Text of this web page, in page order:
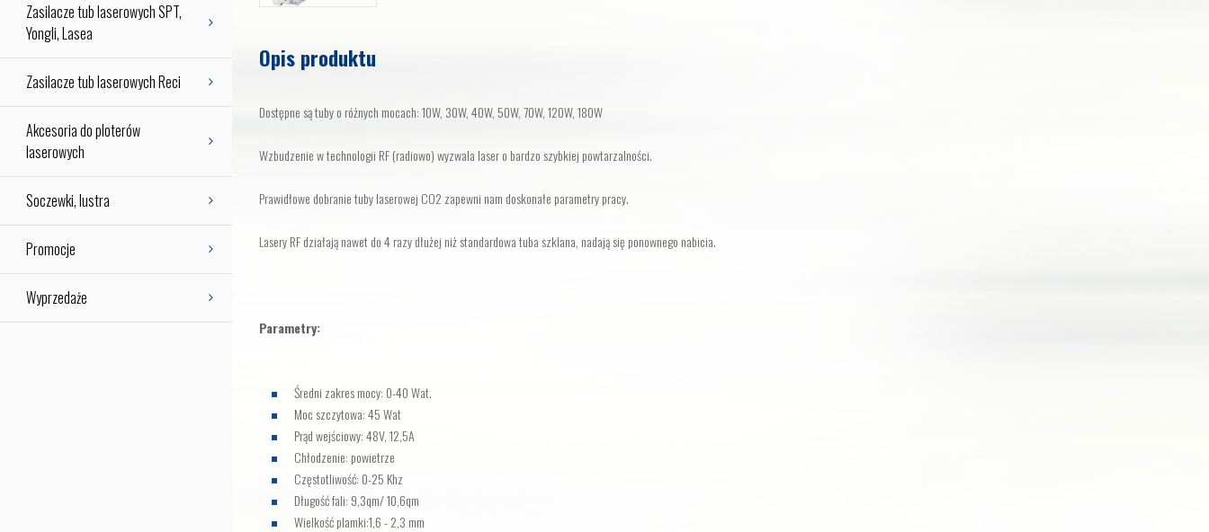
Zasilacze tub laserowych SPT,
Yongli, Lasea
Zasilacze tub laserowych Reci
Akcesoria do ploterów
laserowych
Soczewki, lustra
Promocje
Wyprzedaże
Opis produktu
Dostępne są tuby o różnych mocach: 10W, 30W, 40W, 50W, 70W, 120W, 180W
Wzbudzenie w technologii RF (radiowo) wyzwala laser o bardzo szybkiej powtarzalności.
Prawidłowe dobranie tuby laserowej CO2 zapewni nam doskonałe parametry pracy.
Lasery RF działają nawet do 4 razy dłużej niż standardowa tuba szklana, nadają się ponownego nabicia.
Parametry:
Średni zakres mocy: 0-40 Wat.
Moc szczytowa: 45 Wat
Prąd wejściowy: 48V, 12,5A
Chłodzenie: powietrze
Częstotliwość: 0-25 Khz
Długość fali: 9,3qm/ 10,6qm
Wielkość plamki:1,6 - 2,3 mm